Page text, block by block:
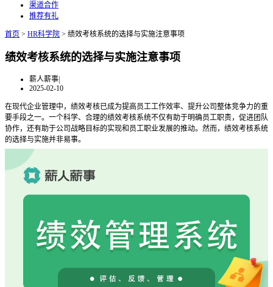
渠道合作
推荐有礼
首页 > HR科学院 > 绩效考核系统的选择与实施注意事项
绩效考核系统的选择与实施注意事项
薪人薪事|
2025-02-10
在现代企业管理中，绩效考核已成为提高员工工作效率、提升公司整体竞争力的重
要手段之一。一个科学、合理的绩效考核系统不仅有助于明确员工职责，促进团队
协作，还有助于公司战略目标的实现和员工职业发展的推动。然而，绩效考核系统
的选择与实施并非易事。